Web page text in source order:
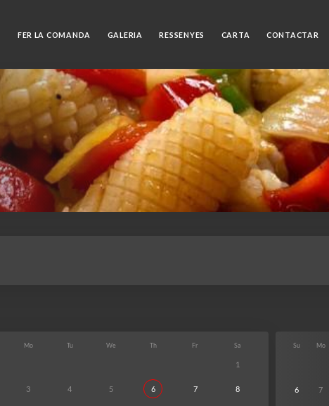
FER LA COMANDA GALERIA RESSENYES CARTA CONTACTAR